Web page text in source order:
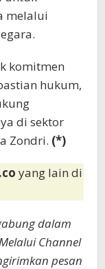
melalui
komitmen
hukum,
di sektor
Zondri. (*)
yang lain di
dalam
Channel
pesan